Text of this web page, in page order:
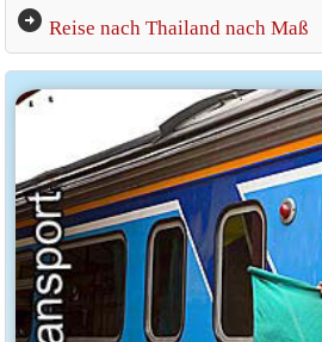
arrow_circle_right Reise nach Thailand nach Maß